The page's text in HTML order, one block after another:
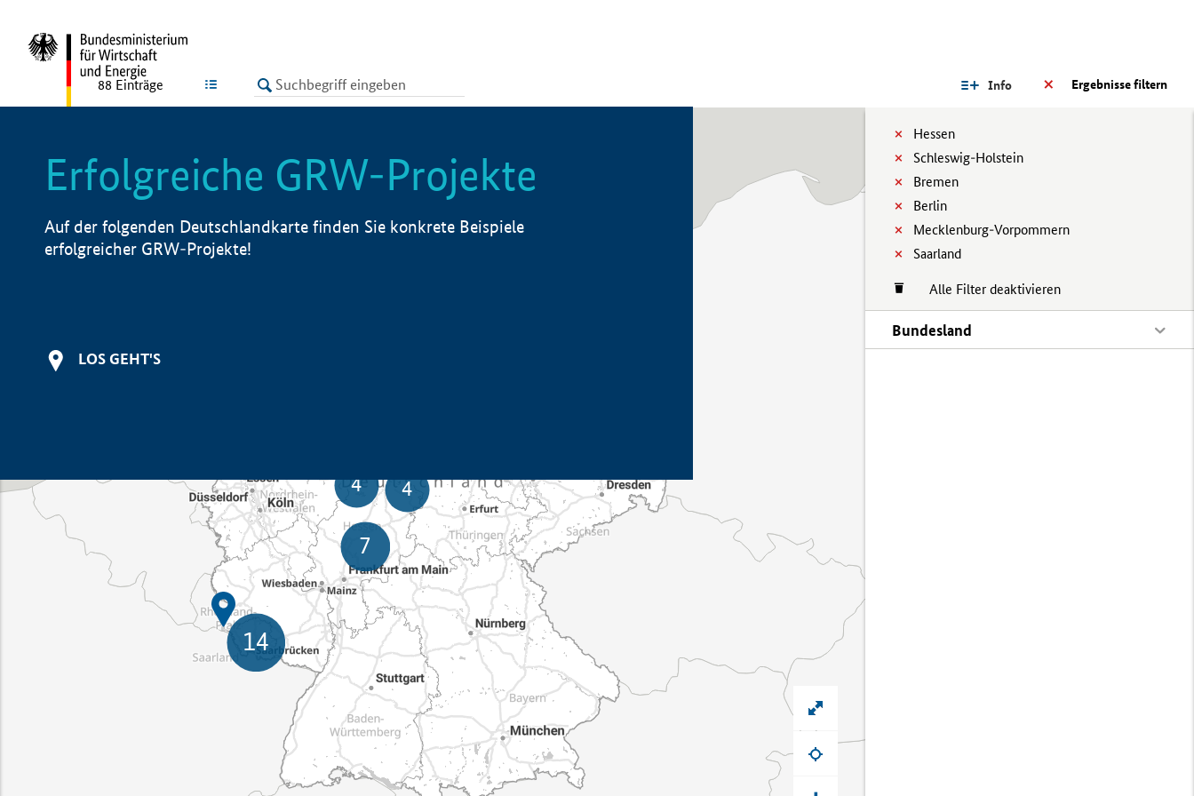
LISTE Ergebnisse filtern
Info
Hessen
Schleswig-Holstein
Bremen
Berlin
Mecklenburg-Vorpommern
Saarland
Alle Filter deaktivieren
Bundesland
88 Einträge
Erfolgreiche GRW-Projekte
Auf der folgenden Deutschlandkarte finden Sie konkrete Beispiele
erfolgreicher GRW-Projekte!
LOS GEHT'S